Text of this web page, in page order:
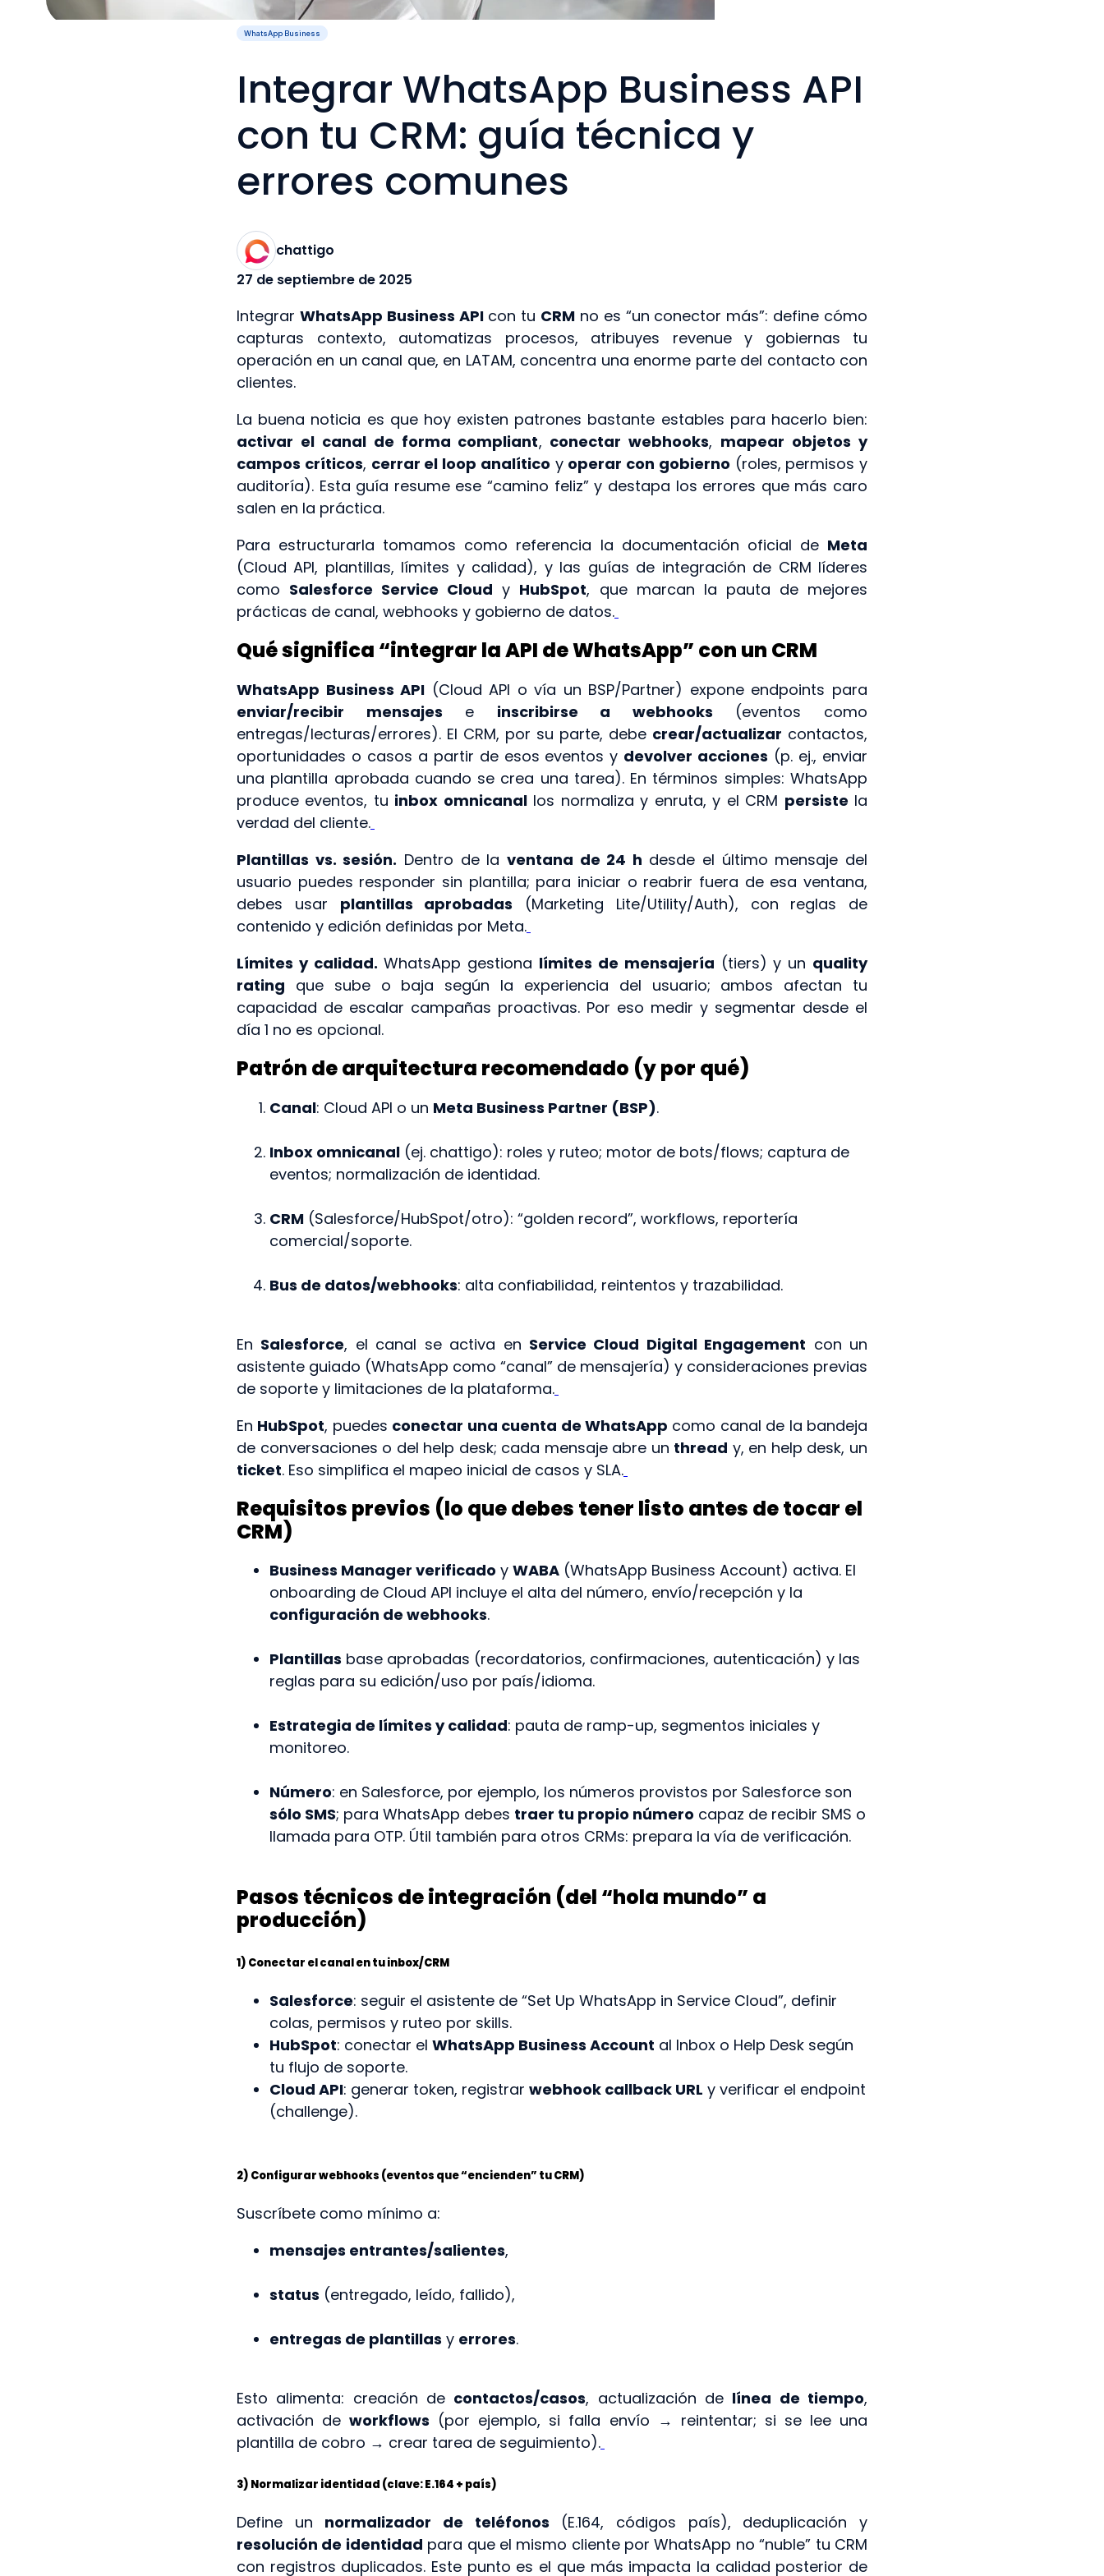
WhatsApp Business
Integrar WhatsApp Business API
con tu CRM: guía técnica y
errores comunes
chattigo
27 de septiembre de 2025
Integrar WhatsApp Business APIcon tu CRM no es “un conector más”: define cómo
capturas contexto, automatizas procesos, atribuyes revenue y gobiernas tu
operación en un canal que, en LATAM, concentra una enorme parte del contacto con
clientes.
La buena noticia es que hoy existen patrones bastante estables para hacerlo bien:
activar el canal de forma compliant, conectar webhooks, mapear objetos y
campos críticos, cerrar el loop analítico y operar con gobierno (roles, permisos y
auditoría). Esta guía resume ese “camino feliz” y destapa los errores que más caro
salen en la práctica.
Para estructurarla tomamos como referencia la documentación oficial de Meta
(Cloud API, plantillas, límites y calidad), y las guías de integración de CRM líderes
como Salesforce Service Cloud y HubSpot, que marcan la pauta de mejores
prácticas de canal, webhooks y gobierno de datos.
Qué significa “integrar la API de WhatsApp” con un CRM
WhatsApp Business API (Cloud API o vía un BSP/Partner) expone endpoints para
enviar/recibir mensajes e inscribirse a webhooks (eventos como
entregas/lecturas/errores). El CRM, por su parte, debe crear/actualizar contactos,
oportunidades o casos a partir de esos eventos y devolver acciones (p. ej., enviar
una plantilla aprobada cuando se crea una tarea). En términos simples: WhatsApp
produce eventos, tu inbox omnicanallos normaliza y enruta, y el CRM persiste la
verdad del cliente.
Plantillas vs. sesión. Dentro de la ventana de 24 h desde el último mensaje del
usuario puedes responder sin plantilla; para iniciar o reabrir fuera de esa ventana,
debes usar plantillas aprobadas (Marketing Lite/Utility/Auth), con reglas de
contenido y edición definidas por Meta.
Límites y calidad. WhatsApp gestiona límites de mensajería (tiers) y un quality
rating que sube o baja según la experiencia del usuario; ambos afectan tu
capacidad de escalar campañas proactivas. Por eso medir y segmentar desde el
día 1 no es opcional.
Patrón de arquitectura recomendado (y por qué)
Canal: Cloud API o un Meta Business Partner (BSP).
Inbox omnicanal (ej. chattigo): roles y ruteo; motor de bots/flows; captura de
eventos; normalización de identidad.
CRM (Salesforce/HubSpot/otro): “golden record”, workflows, reportería
comercial/soporte.
Bus de datos/webhooks: alta confiabilidad, reintentos y trazabilidad.
En Salesforce, el canal se activa en Service Cloud Digital Engagement con un
asistente guiado (WhatsApp como “canal” de mensajería) y consideraciones previas
de soporte y limitaciones de la plataforma.
En HubSpot, puedes conectar una cuenta de WhatsApp como canal de la bandeja
de conversaciones o del help desk; cada mensaje abre un thread y, en help desk, un
ticket. Eso simplifica el mapeo inicial de casos y SLA.
Requisitos previos (lo que debes tener listo antes de tocar el
CRM)
Business Manager verificado y WABA (WhatsApp Business Account) activa. El
onboarding de Cloud API incluye el alta del número, envío/recepción y la
configuración de webhooks.
Plantillas base aprobadas (recordatorios, confirmaciones, autenticación) y las
reglas para su edición/uso por país/idioma.
Estrategia de límites y calidad: pauta de ramp-up, segmentos iniciales y
monitoreo.
Número: en Salesforce, por ejemplo, los números provistos por Salesforce son
sólo SMS; para WhatsApp debes traer tu propio número capaz de recibir SMS o
llamada para OTP. Útil también para otros CRMs: prepara la vía de verificación.
Pasos técnicos de integración (del “hola mundo” a
producción)
1) Conectar el canal en tu inbox/CRM
Salesforce: seguir el asistente de “Set Up WhatsApp in Service Cloud”, definir
colas, permisos y ruteo por skills.
HubSpot: conectar el WhatsApp Business Account al Inbox o Help Desk según
tu flujo de soporte.
Cloud API: generar token, registrar webhook callback URL y verificar el endpoint
(challenge).
2) Configurar webhooks (eventos que “encienden” tu CRM)
Suscríbete como mínimo a:
mensajes entrantes/salientes,
status (entregado, leído, fallido),
entregas de plantillas y errores.
Esto alimenta: creación de contactos/casos, actualización de línea de tiempo,
activación deworkflows (por ejemplo, si falla envío → reintentar; si se lee una
plantilla de cobro → crear tarea de seguimiento).
3) Normalizar identidad (clave: E.164 + país)
Define un normalizador de teléfonos (E.164, códigos país), deduplicación y
resolución de identidad para que el mismo cliente por WhatsApp no “nuble” tu CRM
con registros duplicados. Este punto es el que más impacta la calidad posterior de